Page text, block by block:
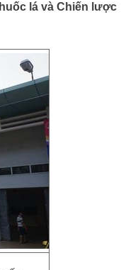
lá và Chiến lược